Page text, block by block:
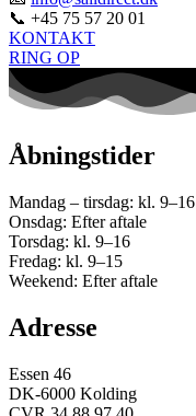
📞 +45 75 57 20 01
KONTAKT
RING OP
Åbningstider
Mandag – tirsdag: kl. 9–16
Onsdag: Efter aftale
Torsdag: kl. 9–16
Fredag: kl. 9–15
Weekend: Efter aftale
Adresse
Essen 46
DK-6000 Kolding